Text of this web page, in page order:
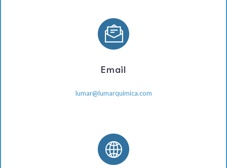
Email
lumar@lumarquimica.com